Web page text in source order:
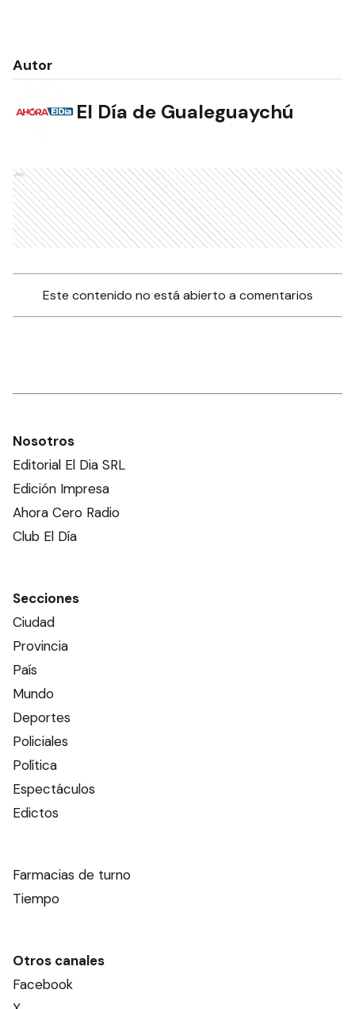
Autor
El Día de Gualeguaychú
Ads
Este contenido no está abierto a comentarios
Nosotros
Editorial El Dia SRL
Edición Impresa
Ahora Cero Radio
Club El Día
Secciones
Ciudad
Provincia
País
Mundo
Deportes
Policiales
Política
Espectáculos
Edictos
Farmacias de turno
Tiempo
Otros canales
Facebook